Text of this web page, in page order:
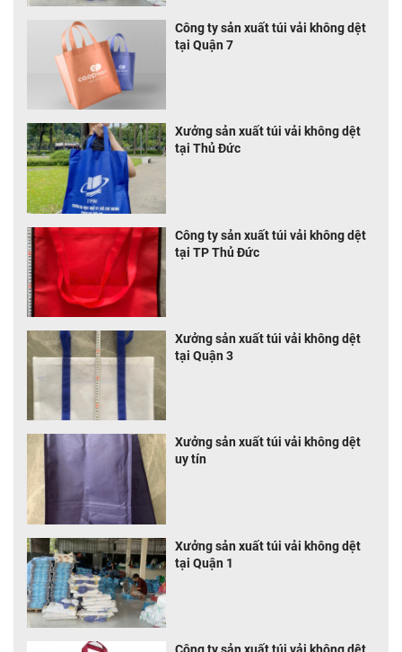
Công ty sản xuất túi vải không dệt
Xưởng sản xuất túi vải không dệt
Công ty sản xuất túi vải không dệt
Xưởng sản xuất túi vải không dệt
Xưởng sản xuất túi vải không dệt
Xưởng sản xuất túi vải không dệt